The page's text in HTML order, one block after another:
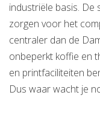
industriële basis. De
zorgen voor het
centraler dan de
onbeperkt koffie en
en printfaciliteiten
Dus waar wacht je